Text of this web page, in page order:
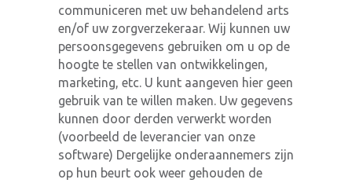
communiceren met uw behandelend arts
en/of uw zorgverzekeraar. Wij kunnen uw
persoonsgegevens gebruiken om u op de
hoogte te stellen van ontwikkelingen,
marketing, etc. U kunt aangeven hier geen
gebruik van te willen maken. Uw gegevens
kunnen door derden verwerkt worden
(voorbeeld de leverancier van onze
software) Dergelijke onderaannemers zijn
op hun beurt ook weer gehouden de